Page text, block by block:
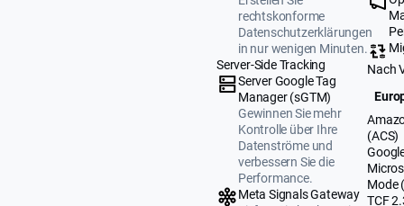
rechtskonforme
Datenschutzerklärungen
in nur wenigen Minuten.
Server-Side Tracking
Server Google Tag
Manager (sGTM)
Gewinnen Sie mehr
Kontrolle über Ihre
Datenströme und
verbessern Sie die
Performance.
Meta Signals Gateway
Nach
(ACS)
Mode
TCF